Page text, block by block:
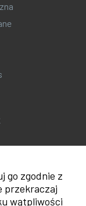
go zgodnie z
przekraczaj
wątpliwości